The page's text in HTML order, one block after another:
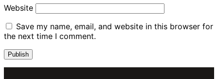
Website
Save my name, email, and website in this browser for
the next time I comment.